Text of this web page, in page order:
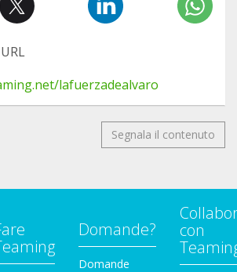
lafuerzadealvaro
Segnala il contenuto
Domande?
Domande
con